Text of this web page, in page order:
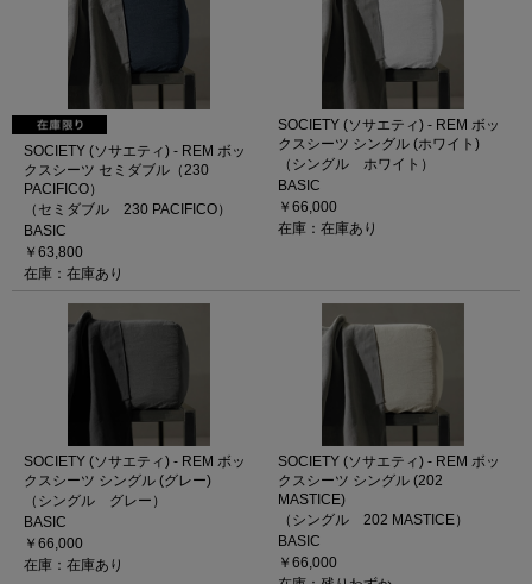
SOCIETY (ソサエティ) - REM ボッ
クスシーツ セミダブル（230
PACIFICO）
（セミダブル 230 PACIFICO）
BASIC
￥63,800
在庫：在庫あり
SOCIETY (ソサエティ) - REM ボッ
クスシーツ シングル (ホワイト)
（シングル ホワイト）
BASIC
￥66,000
在庫：在庫あり
SOCIETY (ソサエティ) - REM ボッ
クスシーツ シングル (グレー)
（シングル グレー）
BASIC
￥66,000
在庫：在庫あり
SOCIETY (ソサエティ) - REM ボッ
クスシーツ シングル (202
MASTICE)
（シングル 202 MASTICE）
BASIC
￥66,000